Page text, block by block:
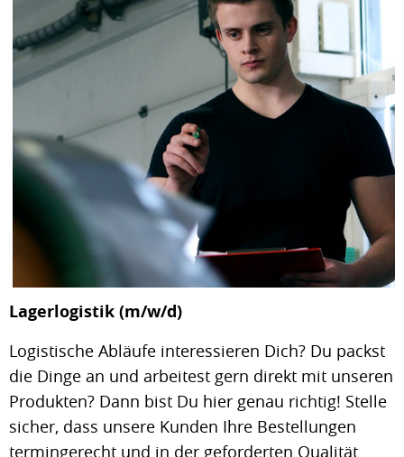
Lagerlogistik (m/w/d)
Logistische Abläufe interessieren Dich? Du packst
die Dinge an und arbeitest gern direkt mit unseren
Produkten? Dann bist Du hier genau richtig! Stelle
sicher, dass unsere Kunden Ihre Bestellungen
termingerecht und in der geforderten Qualität